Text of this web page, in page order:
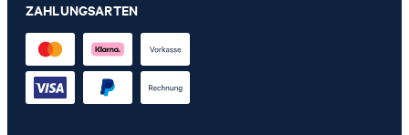
ZAHLUNGSARTEN